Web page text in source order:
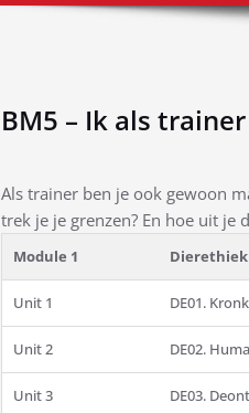
BM5 – Ik als trainer
Als trainer ben je ook gewoon
trek je je grenzen? En hoe uit je
Module 1 Dierethiek
Unit 1 DE01.
Unit 2 DE02.
Unit 3 DE03.